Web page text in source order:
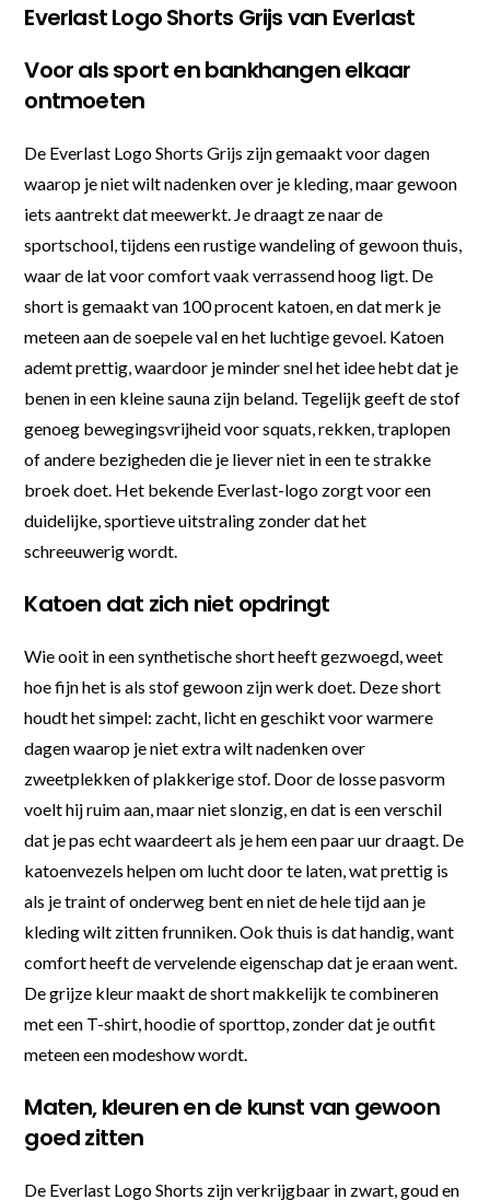
Everlast Logo Shorts Grijs van Everlast
Voor als sport en bankhangen elkaar
ontmoeten
De Everlast Logo Shorts Grijs zijn gemaakt voor dagen
waarop je niet wilt nadenken over je kleding, maar gewoon
iets aantrekt dat meewerkt. Je draagt ze naar de
sportschool, tijdens een rustige wandeling of gewoon thuis,
waar de lat voor comfort vaak verrassend hoog ligt. De
short is gemaakt van 100 procent katoen, en dat merk je
meteen aan de soepele val en het luchtige gevoel. Katoen
ademt prettig, waardoor je minder snel het idee hebt dat je
benen in een kleine sauna zijn beland. Tegelijk geeft de stof
genoeg bewegingsvrijheid voor squats, rekken, traplopen
of andere bezigheden die je liever niet in een te strakke
broek doet. Het bekende Everlast-logo zorgt voor een
duidelijke, sportieve uitstraling zonder dat het
schreeuwerig wordt.
Katoen dat zich niet opdringt
Wie ooit in een synthetische short heeft gezwoegd, weet
hoe fijn het is als stof gewoon zijn werk doet. Deze short
houdt het simpel: zacht, licht en geschikt voor warmere
dagen waarop je niet extra wilt nadenken over
zweetplekken of plakkerige stof. Door de losse pasvorm
voelt hij ruim aan, maar niet slonzig, en dat is een verschil
dat je pas echt waardeert als je hem een paar uur draagt. De
katoenvezels helpen om lucht door te laten, wat prettig is
als je traint of onderweg bent en niet de hele tijd aan je
kleding wilt zitten frunniken. Ook thuis is dat handig, want
comfort heeft de vervelende eigenschap dat je eraan went.
De grijze kleur maakt de short makkelijk te combineren
met een T-shirt, hoodie of sporttop, zonder dat je outfit
meteen een modeshow wordt.
Maten, kleuren en de kunst van gewoon
goed zitten
De Everlast Logo Shorts zijn verkrijgbaar in zwart, goud en